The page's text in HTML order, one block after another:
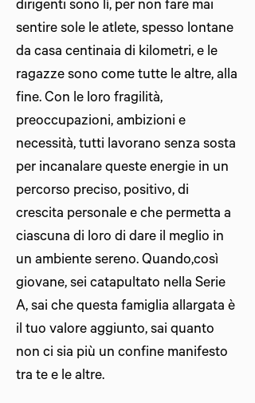
dirigenti sono lì, per non fare mai
sentire sole le atlete, spesso lontane
da casa centinaia di kilometri, e le
ragazze sono come tutte le altre, alla
fine. Con le loro fragilità,
preoccupazioni, ambizioni e
necessità, tutti lavorano senza sosta
per incanalare queste energie in un
percorso preciso, positivo, di
crescita personale e che permetta a
ciascuna di loro di dare il meglio in
un ambiente sereno. Quando,così
giovane, sei catapultato nella Serie
A, sai che questa famiglia allargata è
il tuo valore aggiunto, sai quanto
non ci sia più un confine manifesto
tra te e le altre.